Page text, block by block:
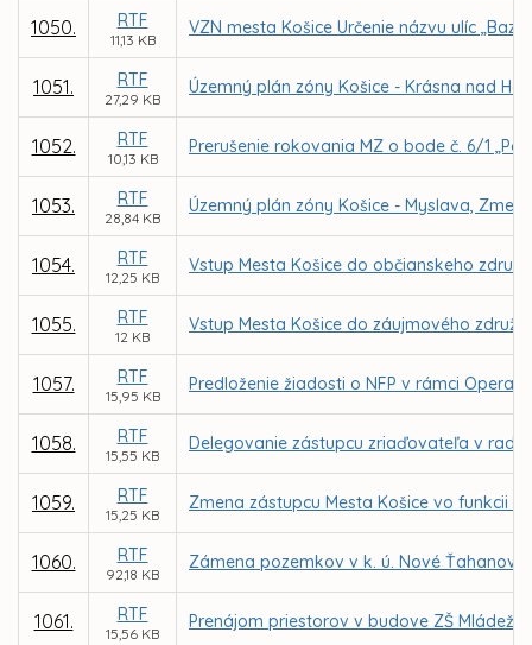
1050. RTF
11,13 KB
VZN mesta Košice Určenie názvu ulíc
1051. RTF
27,29 KB
Územný plán zóny Košice - Krásna nad
1052. RTF
10,13 KB
Prerušenie rokovania MZ o bode č. 6/1
1053. RTF
28,84 KB
Územný plán zóny Košice - Myslava,
1054. RTF
12,25 KB
Vstup Mesta Košice do občianskeho
1055. RTF
12 KB
Vstup Mesta Košice do záujmového
1057. RTF
15,95 KB
Predloženie žiadosti o NFP v rámci
1058. RTF
15,55 KB
Delegovanie zástupcu zriaďovateľa v
1059. RTF
15,25 KB
Zmena zástupcu Mesta Košice vo funkcii
1060. RTF
92,18 KB
Zámena pozemkov v k. ú. Nové
1061. RTF
15,56 KB
Prenájom priestorov v budove ZŠ